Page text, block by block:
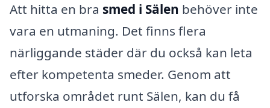
Att hitta en bra smed i Sälen behöver inte
vara en utmaning. Det finns flera
närliggande städer där du också kan leta
efter kompetenta smeder. Genom att
utforska området runt Sälen, kan du få